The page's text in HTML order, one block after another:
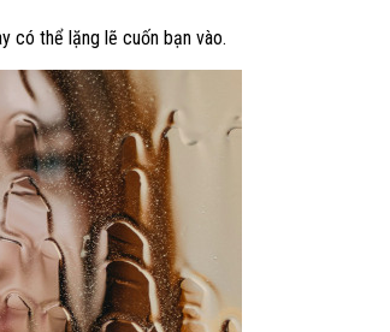
có thể lặng lẽ cuốn bạn vào.